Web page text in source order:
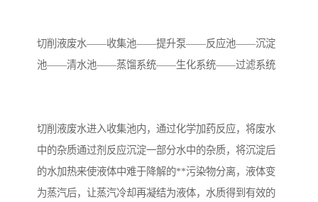
切削液废水——收集池——提升泵——反应池——沉淀
池——清水池——蒸馏系统——生化系统——过滤系统
切削液废水进入收集池内，通过化学加药反应，将废水
中的杂质通过剂反应沉淀一部分水中的杂质，将沉淀后
的水加热来使液体中难于降解的**污染物分离，液体变
为蒸汽后，让蒸汽冷却再凝结为液体，水质得到有效的
金属配件洗涤污水处理设 小型一体化污水处理设备
微动力污水处理设备 集中式生活污水处理设备
淀粉污水处理设备 塑料污水处理设备